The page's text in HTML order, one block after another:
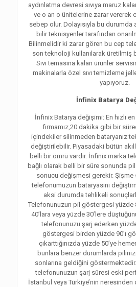
aydınlatma devresi sıvıya maruz
ve o an o ünitelerine zarar vererek
sebep olur. Dolayısıyla bu durumda
bilir teknisyenler tarafından
Bilinmelidir ki zarar gören bu cep
son teknoloji kullanılarak üretilmiş
Sıvı temasına kalan ürünler
makinalarla özel sıvı temizleme
yapıyoruz.
İnfinix Batarya
İnfinix Batarya değişimi: En hızlı
firmamız,20 dakika gibi bir
içindekiler silinmeden bataryanız
değiştirilebilir. Piyasadaki bütün
belli bir ömrü vardır. İnfinix marka
bağlı olarak belli bir süre sonunda
sonucu değişmesi gerekir.
telefonumuzun bataryasını
aksi durumda tehlikeli
Telefonunuzun pil göstergesi yüzde
40’lara veya yüzde 30’lere
telefonunuzu şarj ederken
göstergesi birden yüzde 90’ı
çıkarttığınızda yüzde 50’ye
bunlara benzer durumlarda
sonlarına geldiğini
telefonunuzun şarj süresi eski
İstanbul veya Türkiye’nin